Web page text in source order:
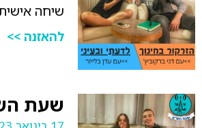
שיחה
להאזנה >>
שעת